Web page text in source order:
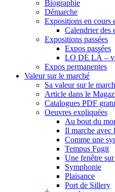
Biographie
Démarche
Expositions en cours
Calendrier des
Expositions passées
Expos passées
LO DE LÀ –
Expos permanentes
Valeur sur le marché
Sa valeur sur le
Article dans le
Catalogues PDF
Oeuvres expliquées
Au bout du
Il marche avec
Comme une
Tempus Fugit
Une fenêtre
Symphonie
Plaisance
Port de Sillery